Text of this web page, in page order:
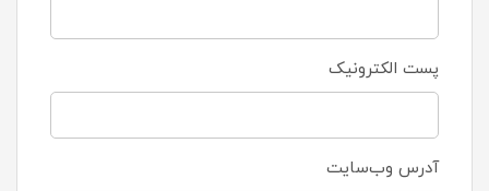
پست الکترونیک
آدرس وب‌سایت